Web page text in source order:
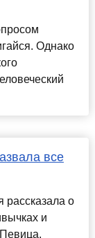
Однако
все
рассказала о
и